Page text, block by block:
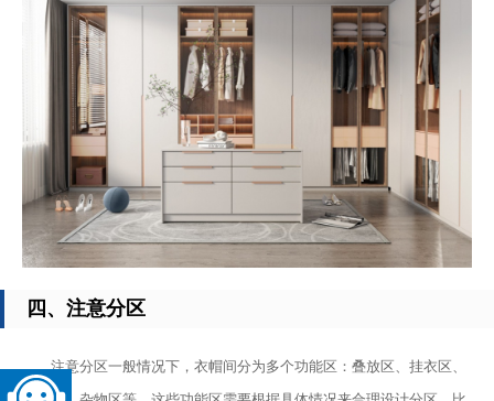
四、注意分区
注意分区一般情况下，衣帽间分为多个功能区：叠放区、挂衣区、